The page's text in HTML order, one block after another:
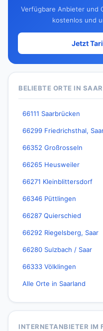
Verfügbare Anbieter und
kostenlos und
Jetzt
BELIEBTE ORTE IN
66111 Saarbrücken
66299 Friedrichsthal,
66352 Großrosseln
66265 Heusweiler
66271 Kleinblittersdorf
66346 Püttlingen
66287 Quierschied
66292 Riegelsberg, Saar
66280 Sulzbach / Saar
66333 Völklingen
Alle Orte in Saarland
INTERNETANBIETER IM